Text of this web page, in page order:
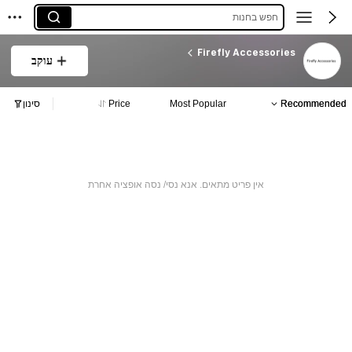
חפש בחנות
Firefly Accessories
עוקב
Recommended
Most Popular
Price סינון
אין פריט מתאים. אנא נסי/ נסה אופציה אחרת